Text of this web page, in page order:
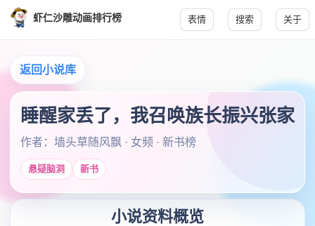
虾仁沙雕动画排行榜 表情 搜索 关于
返回小说库
睡醒家丢了，我召唤族长振兴张家
作者：墙头草随风飘 · 女频 · 新书榜
悬疑脑洞 新书
小说资料概览